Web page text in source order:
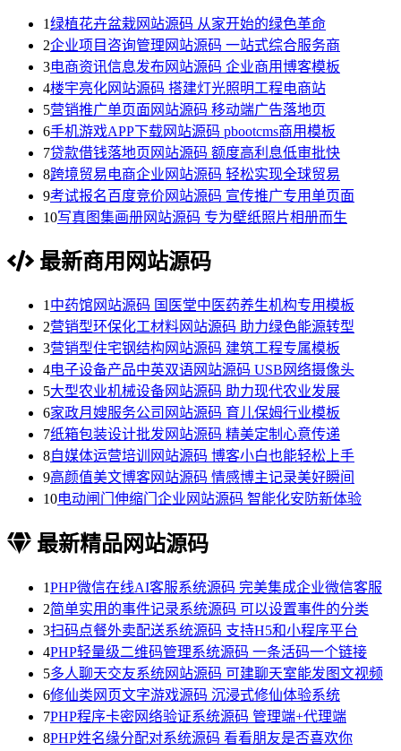
1绿植花卉盆栽网站源码 从家开始的绿色革命
2企业项目咨询管理网站源码 一站式综合服务商
3电商资讯信息发布网站源码 企业商用博客模板
4楼宇亮化网站源码 搭建灯光照明工程电商站
5营销推广单页面网站源码 移动端广告落地页
6手机游戏APP下载网站源码 pbootcms商用模板
7贷款借钱落地页网站源码 额度高利息低审批快
8跨境贸易电商企业网站源码 轻松实现全球贸易
9考试报名百度竞价网站源码 宣传推广专用单页面
10写真图集画册网站源码 专为壁纸照片相册而生
最新商用网站源码
1 中药馆网站源码 国医堂中医药养生机构专用模板
2营销型环保化工材料网站源码 助力绿色能源转型
3营销型住宅钢结构网站源码 建筑工程专属模板
4电子设备产品中英双语网站源码 USB网络摄像头
5大型农业机械设备网站源码 助力现代农业发展
6家政月嫂服务公司网站源码 育儿保姆行业模板
7纸箱包装设计批发网站源码 精美定制心意传递
8自媒体运营培训网站源码 博客小白也能轻松上手
9高颜值美文博客网站源码 情感博主记录美好瞬间
10电动闸门伸缩门企业网站源码 智能化安防新体验
最新精品网站源码
1PHP微信在线AI客服系统源码 完美集成企业微信客服
2简单实用的事件记录系统源码 可以设置事件的分类
3扫码点餐外卖配送系统源码 支持H5和小程序平台
4PHP轻量级二维码管理系统源码 一条活码一个链接
5多人聊天交友系统网站源码 可建聊天室能发图文视频
6修仙类网页文字游戏源码 沉浸式修仙体验系统
7PHP程序卡密网络验证系统源码 管理端+代理端
8PHP姓名缘分配对系统源码 看看朋友是否喜欢你